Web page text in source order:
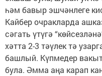
һәм бавыр эшчәнлеге
Кайбер очракларда
сәгать үтүгә
хәтта 2-3 тәүлек тә
башлый. Күпмедер
була. Әмма аңа карап